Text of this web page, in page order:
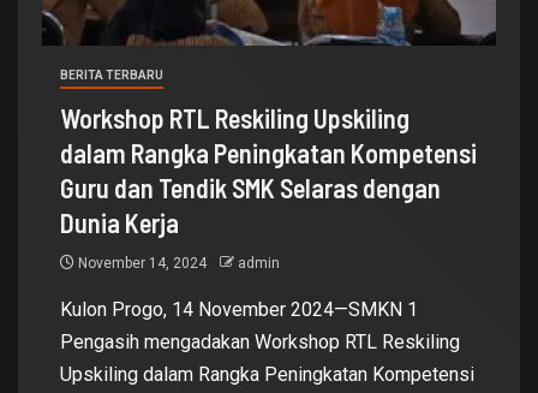
BERITA TERBARU
Workshop RTL Reskiling Upskiling
dalam Rangka Peningkatan Kompetensi
Guru dan Tendik SMK Selaras dengan
Dunia Kerja
November 14, 2024 admin
Kulon Progo, 14 November 2024—SMKN 1
Pengasih mengadakan Workshop RTL Reskiling
Upskiling dalam Rangka Peningkatan Kompetensi